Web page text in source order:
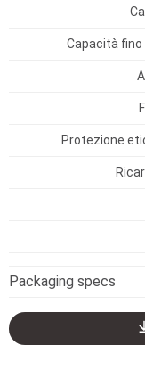
Capacità fino
Protezione
Packaging specs